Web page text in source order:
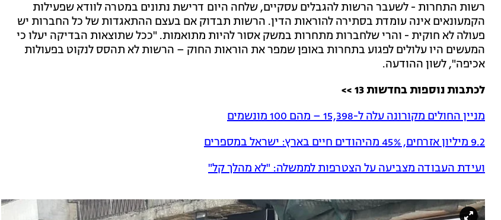
רשות התחרות - לשעבר הרשות להגבלים עסקיים, שלחה היום דרישת נתונים במטרה לוודא שפעילות
הקמעונאים אינה עומדת בסתירה להוראות הדין. הרשות תבדוק אם בעצם ההתאגדות של כל החברות יש
פעולה לא חוקית - והרי שלחברות מתחרות במשק אסור להיות מתואמות. "ככל שתוצאות הבדיקה יעלו כי
המעשים היו עלולים לפגוע בתחרות באופן שמפר את הוראות החוק – הרשות לא תהסס לנקוט בפעולות
אכיפה", לשון ההודעה.
לכתבות נוספות בחדשות 13 >>
מניין החולים מקורונה עלה ל-15,398 – מהם 100 מונשמים
9.2 מיליון אזרחים, 45% מהיהודים חיים בארץ: ישראל במספרים
ועידת העבודה מצביעה על הצטרפות לממשלה: "לא מהלך קל"